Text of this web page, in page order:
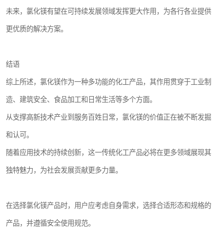
未来，氯化镁有望在可持续发展领域发挥更大作用，为各行各业提供
更优质的解决方案。
结语
综上所述，氯化镁作为一种多功能的化工产品，其作用贯穿于工业制
造、建筑安全、食品加工和日常生活等多个方面。
从支撑高新技术产业到服务百姓日常，氯化镁的价值正在被不断发掘
和认可。
随着应用技术的持续创新，这一传统化工产品必将在更多领域展现其
独特魅力，为社会发展贡献更多力量。
在选择氯化镁产品时，用户应考虑自身需求，选择合适形态和规格的
产品，并遵循安全使用规范。